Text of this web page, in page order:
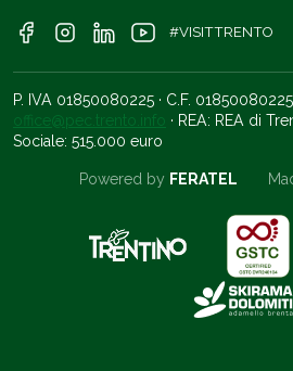
#VISITTRENTO
P. IVA 01850080225 · C.F. 01850080225
office@pec.trento.info · REA: REA di
Sociale: 515.000 euro
Powered by FERATEL